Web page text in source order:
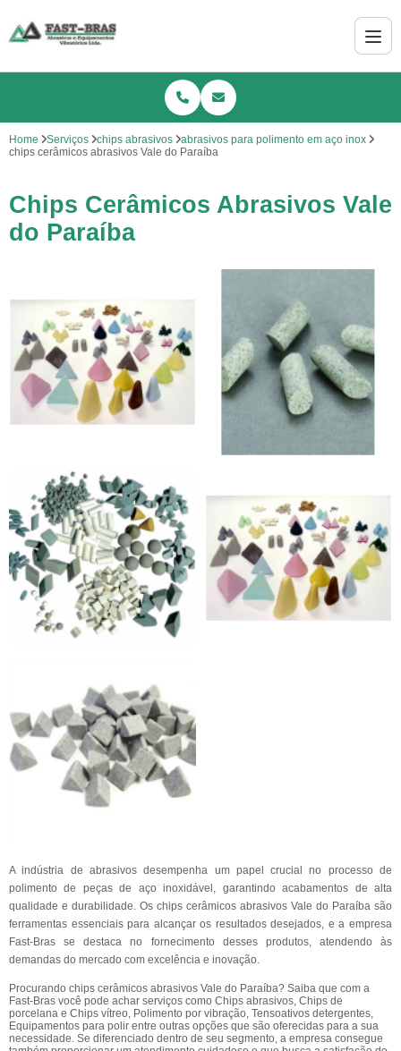
Home Serviços chips abrasivos
abrasivos para polimento em aço inox
chips cerâmicos abrasivos Vale do Paraíba
Chips Cerâmicos Abrasivos Vale
do Paraíba
A indústria de abrasivos desempenha um papel crucial no processo de
polimento de peças de aço inoxidável, garantindo acabamentos de alta
qualidade e durabilidade. Os chips cerâmicos abrasivos Vale do Paraíba são
ferramentas essenciais para alcançar os resultados desejados, e a empresa
Fast-Bras se destaca no fornecimento desses produtos, atendendo às
demandas do mercado com excelência e inovação.
Procurando chips cerâmicos abrasivos Vale do Paraíba? Saiba que com a
Fast-Bras você pode achar serviços como Chips abrasivos, Chips de
porcelana e Chips vítreo, Polimento por vibração, Tensoativos detergentes,
Equipamentos para polir entre outras opções que são oferecidas para a sua
necessidade. Se diferenciado dentro de seu segmento, a empresa consegue